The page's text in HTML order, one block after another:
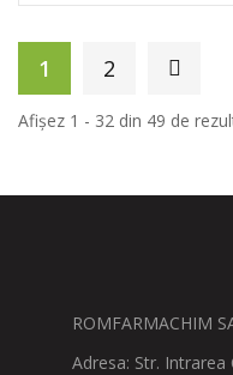
1 2
Afișez 1 - 32 din 49 de
ROMFARMACHIM
Adresa: Str.